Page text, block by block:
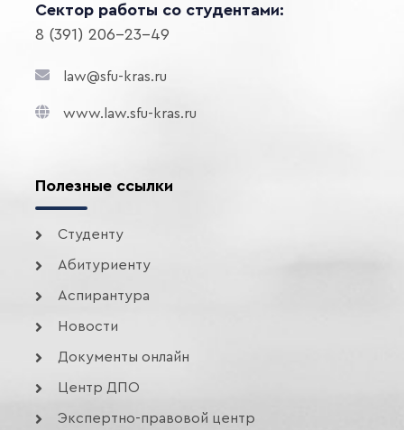
Сектор работы со студентами:
8 (391) 206-23-49
law@sfu-kras.ru
www.law.sfu-kras.ru
Полезные ссылки
Студенту
Абитуриенту
Аспирантура
Новости
Документы онлайн
Центр ДПО
Экспертно-правовой центр